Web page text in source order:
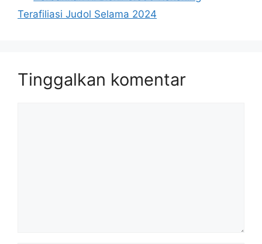
Terafiliasi Judol Selama 2024
Tinggalkan komentar